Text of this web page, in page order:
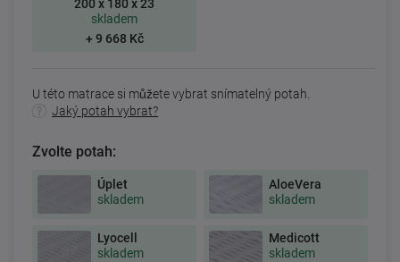
200 x 180 x 23
skladem
+ 9 668 Kč
U této matrace si můžete vybrat snímatelný potah.
Jaký potah vybrat?
Zvolte potah:
Úplet
skladem
AloeVera
skladem
Lyocell
skladem
Medicott
skladem